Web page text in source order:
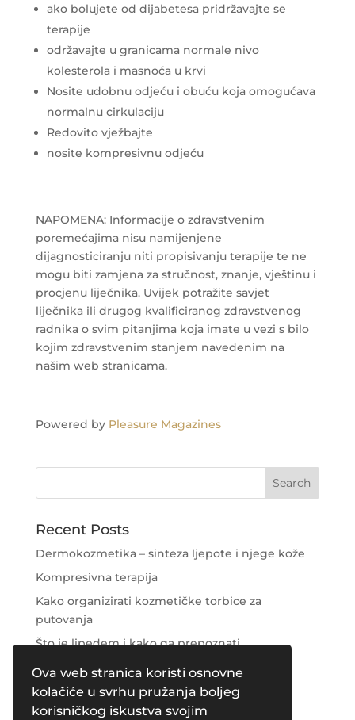
Ova web stranica koristi osnovne
kolačiće u svrhu pružanja boljeg
korisničkog iskustva svojim
ako bolujete od dijabetesa pridržavajte se
terapije
održavajte u granicama normale nivo
kolesterola i masnoća u krvi
Nosite udobnu odjeću i obuću koja omogućava
normalnu cirkulaciju
Redovito vježbajte
nosite kompresivnu odjeću
NAPOMENA: Informacije o zdravstvenim
poremećajima nisu namijenjene
dijagnosticiranju niti propisivanju terapije te ne
mogu biti zamjena za stručnost, znanje, vještinu i
procjenu liječnika. Uvijek potražite savjet
liječnika ili drugog kvalificiranog zdravstvenog
radnika o svim pitanjima koja imate u vezi s bilo
kojim zdravstvenim stanjem navedenim na
našim web stranicama.
Powered by Pleasure Magazines
Recent Posts
Dermokozmetika – sinteza ljepote i njege kože
Kompresivna terapija
Kako organizirati kozmetičke torbice za
putovanja
Što je lipedem i kako ga prepoznati
Njega područja oko očiju
Recent Comments